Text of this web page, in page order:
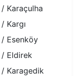
Karaçulha
Kargı
Esenköy
Eldirek
Karagedik